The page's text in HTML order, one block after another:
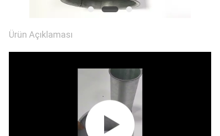
Ürün Açıklaması